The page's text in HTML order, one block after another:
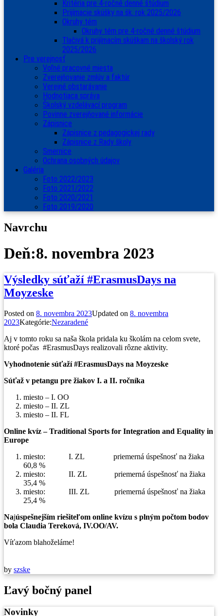
Kritéria pre 4-ročné denné štúdium
Prijímacie skúšky na šk. rok 2025/2026
Okruhy tém
Okruhy tém pre 4-ročné denné štúdium
Tlačivá k prijímacím skúškam na školský rok
2025/2026
Pre verejnosť
Voľné pracovné miesta
Zverejňovanie zmlúv a faktúr
Verejné obstarávanie
Hodnotiaca správa
Školský vzdelávací program
Povinne zverejňované informácie
Zápisnice
Zápisnice z pedagogickej rady
Zápisnice z Rady školy
Smernice
Ochrana osobných údajov
Galéria
Foto 2022/2023
Foto 2021/2022
Foto 2020/2021
Foto 2019/2020
Navrchu
Deň:8. novembra 2023
Výsledky súťaží #ErasmusDays na
Moyzeske
Posted on 8. novembra 2023Updated on 8. novembra
2023Kategórie:Nezaradené
Aj v tomto roku sa naša škola pridala ku školám na celom svete,
ktoré počas #ErasmusDays realizovali rôzne aktivity.
Vyhodnotenie súťaží #ErasmusDays na Moyzeske
Súťaž v petangu pre žiakov I. a II. ročníka
miesto – I. OO
miesto – II. ZL
miesto – II. FL
Online kvíz – Traditional Sports for Integration and Equality in
Europe
miesto: I. ZL priemerná úspešnosť na žiaka
60,8 %
miesto: II. ZL priemerná úspešnosť na žiaka
35,4 %
miesto: III. ZL priemerná úspešnosť na žiaka
25,4 %
Najúspešnejším riešiteľom online kvízu s plným počtom bodov
bola Claudia Tereková, IV.OO/AV.
Víťazom blahoželáme!
by szske
Ľavý bočný panel
Novinky